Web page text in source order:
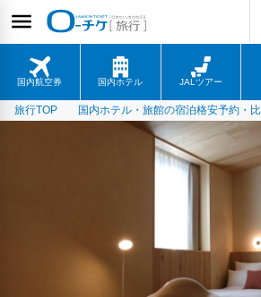
国内航空券 国内ホテル JALツアー
旅行TOP 国内ホテル・旅館の宿泊格安予約・